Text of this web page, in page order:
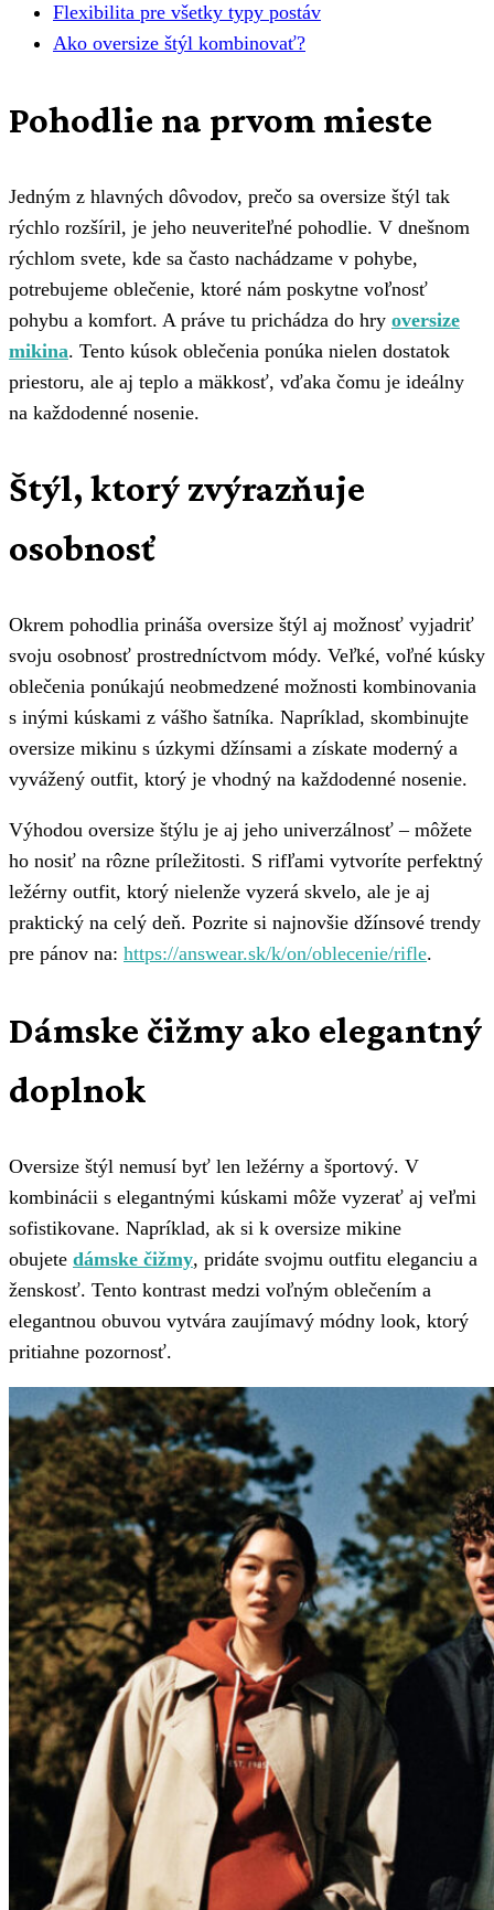
Flexibilita pre všetky typy postáv
Ako oversize štýl kombinovať?
Pohodlie na prvom mieste
Jedným z hlavných dôvodov, prečo sa oversize štýl tak
rýchlo rozšíril, je jeho neuveriteľné pohodlie. V dnešnom
rýchlom svete, kde sa často nachádzame v pohybe,
potrebujeme oblečenie, ktoré nám poskytne voľnosť
pohybu a komfort. A práve tu prichádza do hry oversize
mikina. Tento kúsok oblečenia ponúka nielen dostatok
priestoru, ale aj teplo a mäkkosť, vďaka čomu je ideálny
na každodenné nosenie.
Štýl, ktorý zvýrazňuje
osobnosť
Okrem pohodlia prináša oversize štýl aj možnosť vyjadriť
svoju osobnosť prostredníctvom módy. Veľké, voľné kúsky
oblečenia ponúkajú neobmedzené možnosti kombinovania
s inými kúskami z vášho šatníka. Napríklad, skombinujte
oversize mikinu s úzkymi džínsami a získate moderný a
vyvážený outfit, ktorý je vhodný na každodenné nosenie.
Výhodou oversize štýlu je aj jeho univerzálnosť – môžete
ho nosiť na rôzne príležitosti. S rifľami vytvoríte perfektný
ležérny outfit, ktorý nielenže vyzerá skvelo, ale je aj
praktický na celý deň. Pozrite si najnovšie džínsové trendy
pre pánov na: https://answear.sk/k/on/oblecenie/rifle.
Dámske čižmy ako elegantný
doplnok
Oversize štýl nemusí byť len ležérny a športový. V
kombinácii s elegantnými kúskami môže vyzerať aj veľmi
sofistikovane. Napríklad, ak si k oversize mikine
obujete dámske čižmy, pridáte svojmu outfitu eleganciu a
ženskosť. Tento kontrast medzi voľným oblečením a
elegantnou obuvou vytvára zaujímavý módny look, ktorý
pritiahne pozornosť.